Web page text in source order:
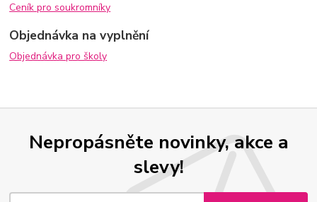
Ceník pro soukromníky
Objednávka na vyplnění
Objednávka pro školy
Nepropásněte novinky, akce a
slevy!